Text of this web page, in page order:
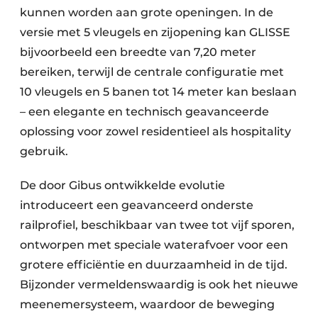
kunnen worden aan grote openingen. In de
versie met 5 vleugels en zijopening kan GLISSE
bijvoorbeeld een breedte van 7,20 meter
bereiken, terwijl de centrale configuratie met
10 vleugels en 5 banen tot 14 meter kan beslaan
– een elegante en technisch geavanceerde
oplossing voor zowel residentieel als hospitality
gebruik.
De door Gibus ontwikkelde evolutie
introduceert een geavanceerd onderste
railprofiel, beschikbaar van twee tot vijf sporen,
ontworpen met speciale waterafvoer voor een
grotere efficiëntie en duurzaamheid in de tijd.
Bijzonder vermeldenswaardig is ook het nieuwe
meenemersysteem, waardoor de beweging